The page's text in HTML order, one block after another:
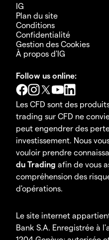
IG
Plan du site
Conditions
Confidentialité
Gestion des Cookies
À propos d'IG
Follow us online:
Les CFD sont des
trading sur CFD ne
peut engendrer des
investissement. Nous
vouloir prendre
du Trading afin de vous
compréhension des
d'opérations.
Le site internet
Bank S.A. Enregistrée à